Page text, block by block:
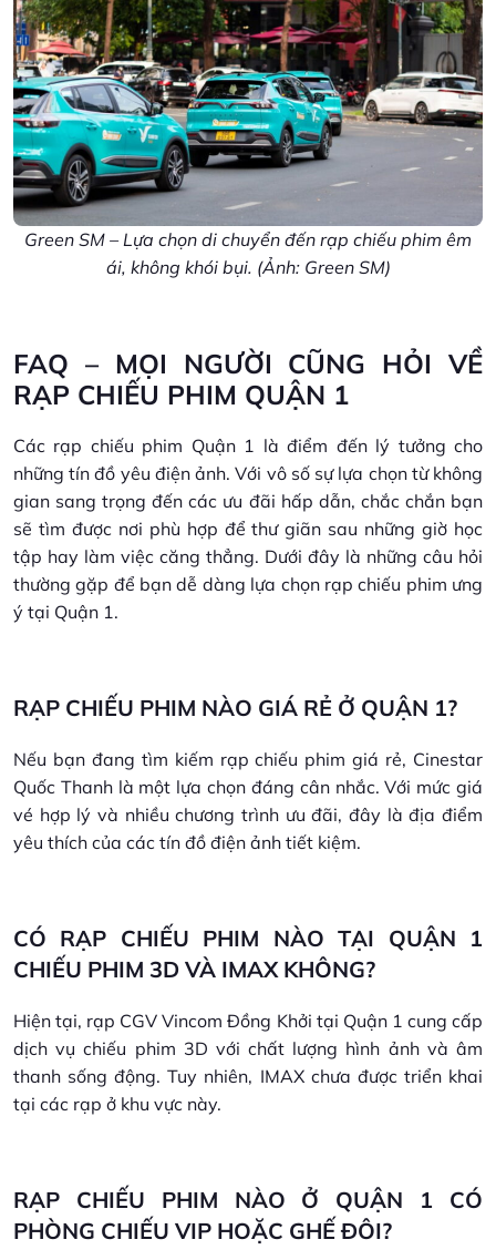
Green SM – Lựa chọn di chuyển đến rạp chiếu phim êm
ái, không khói bụi. (Ảnh: Green SM)
FAQ – MỌI NGƯỜI CŨNG HỎI VỀ
RẠP CHIẾU PHIM QUẬN 1
Các rạp chiếu phim Quận 1 là điểm đến lý tưởng cho
những tín đồ yêu điện ảnh. Với vô số sự lựa chọn từ không
gian sang trọng đến các ưu đãi hấp dẫn, chắc chắn bạn
sẽ tìm được nơi phù hợp để thư giãn sau những giờ học
tập hay làm việc căng thẳng. Dưới đây là những câu hỏi
thường gặp để bạn dễ dàng lựa chọn rạp chiếu phim ưng
ý tại Quận 1.
RẠP CHIẾU PHIM NÀO GIÁ RẺ Ở QUẬN 1?
Nếu bạn đang tìm kiếm rạp chiếu phim giá rẻ, Cinestar
Quốc Thanh là một lựa chọn đáng cân nhắc. Với mức giá
vé hợp lý và nhiều chương trình ưu đãi, đây là địa điểm
yêu thích của các tín đồ điện ảnh tiết kiệm.
CÓ RẠP CHIẾU PHIM NÀO TẠI QUẬN 1
CHIẾU PHIM 3D VÀ IMAX KHÔNG?
Hiện tại, rạp CGV Vincom Đồng Khởi tại Quận 1 cung cấp
dịch vụ chiếu phim 3D với chất lượng hình ảnh và âm
thanh sống động. Tuy nhiên, IMAX chưa được triển khai
tại các rạp ở khu vực này.
RẠP CHIẾU PHIM NÀO Ở QUẬN 1 CÓ
PHÒNG CHIẾU VIP HOẶC GHẾ ĐÔI?